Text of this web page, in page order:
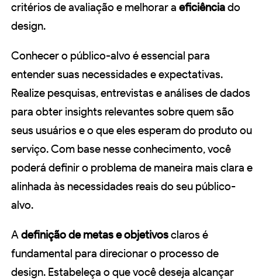
critérios de avaliação e melhorar a eficiênciado
design.
Conhecer o público-alvo é essencial para
entender suas necessidades e expectativas.
Realize pesquisas, entrevistas e análises de dados
para obter insights relevantes sobre quem são
seus usuários e o que eles esperam do produto ou
serviço. Com base nesse conhecimento, você
poderá definir o problema de maneira mais clara e
alinhada às necessidades reais do seu público-
alvo.
Adefinição de metas e objetivosclaros é
fundamental para direcionar o processo de
design. Estabeleça o que você deseja alcançar